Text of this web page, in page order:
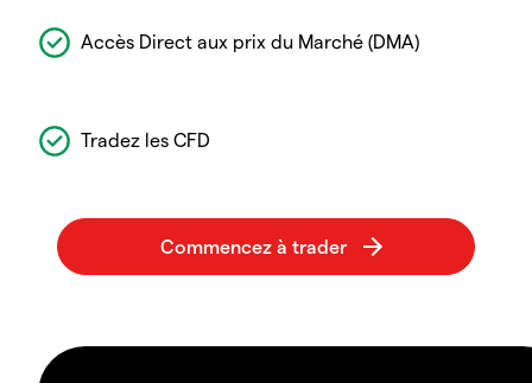
Accès Direct aux prix du Marché (DMA)
Tradez les CFD